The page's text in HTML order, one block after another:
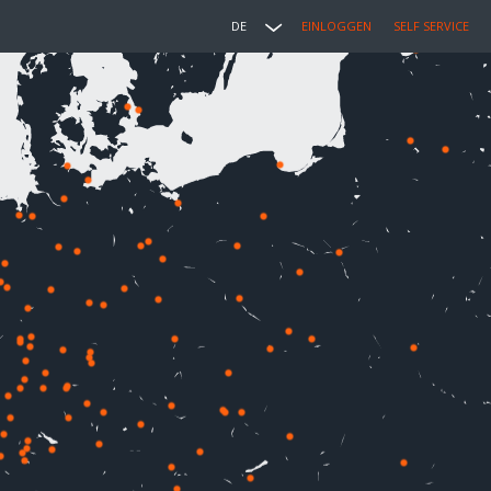
DE EINLOGGEN SELF SERVICE